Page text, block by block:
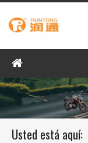
Usted está aquí: